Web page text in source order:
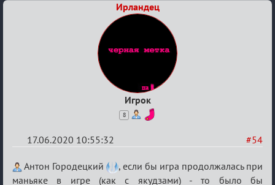
Ирландец
Игрок
8
#54
17.06.2020 10:55:32
Re:Антон Городецкий
, если бы игра продолжалась при
маньяке в игре (как с якудзами) - то было бы